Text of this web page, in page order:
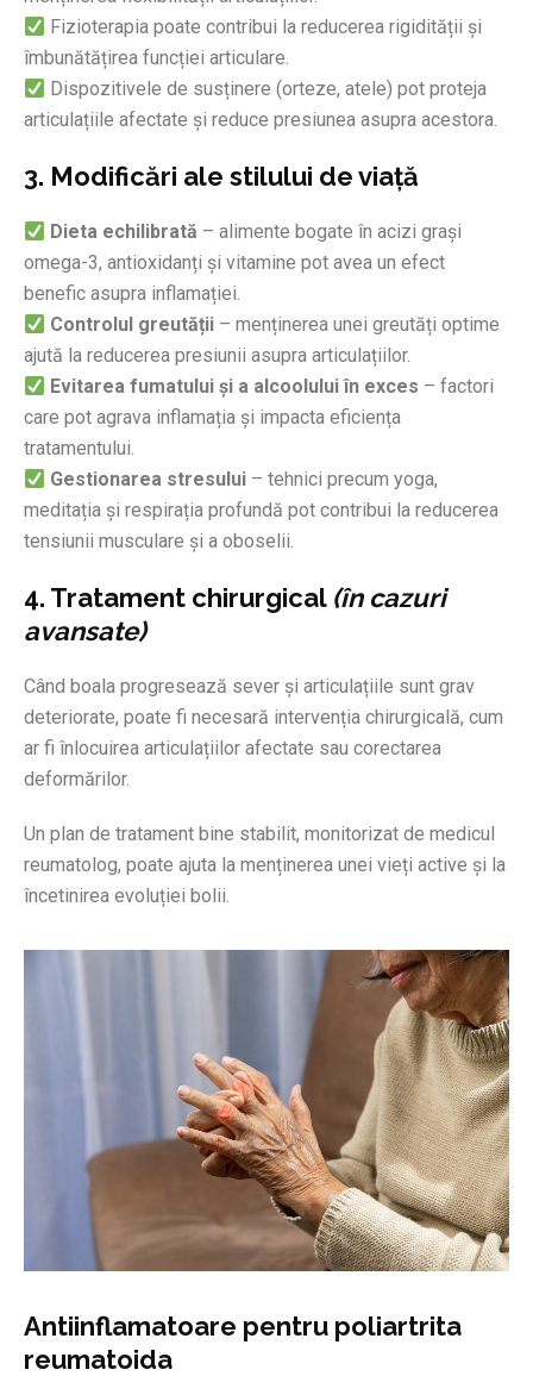
Fizioterapia poate contribui la reducerea rigidității și
îmbunătățirea funcției articulare.
Dispozitivele de susținere (orteze, atele) pot proteja
articulațiile afectate și reduce presiunea asupra acestora.
3. Modificări ale stilului de viață
Dieta echilibrată – alimente bogate în acizi grași
omega-3, antioxidanți și vitamine pot avea un efect
benefic asupra inflamației.
Controlul greutății – menținerea unei greutăți optime
ajută la reducerea presiunii asupra articulațiilor.
Evitarea fumatului și a alcoolului în exces – factori
care pot agrava inflamația și impacta eficiența
tratamentului.
Gestionarea stresului – tehnici precum yoga,
meditația și respirația profundă pot contribui la reducerea
tensiunii musculare și a oboselii.
4. Tratament chirurgical (în cazuri
avansate)
Când boala progresează sever și articulațiile sunt grav
deteriorate, poate fi necesară intervenția chirurgicală, cum
ar fi înlocuirea articulațiilor afectate sau corectarea
deformărilor.
Un plan de tratament bine stabilit, monitorizat de medicul
reumatolog, poate ajuta la menținerea unei vieți active și la
încetinirea evoluției bolii.
Antiinflamatoare pentru poliartrita
reumatoida